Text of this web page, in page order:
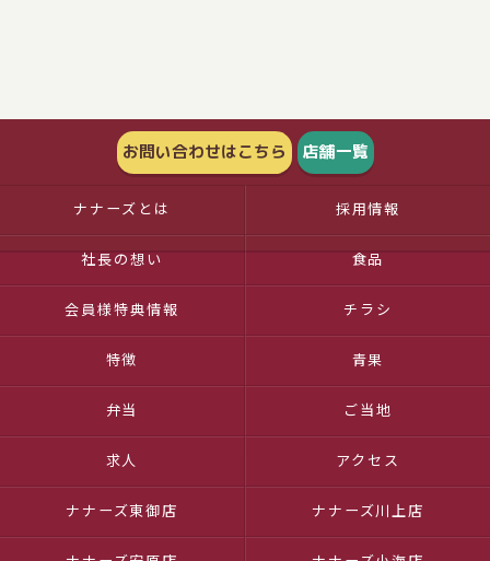
お問い合わせはこちら 店舗一覧
ナナーズとは 採用情報
社長の想い 食品
会員様特典情報 チラシ
特徴 青果
弁当 ご当地
求人 アクセス
ナナーズ東御店 ナナーズ川上店